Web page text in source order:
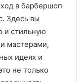
в барбершоп
Здесь вы
и стильную
мастерами,
идеях и
не только